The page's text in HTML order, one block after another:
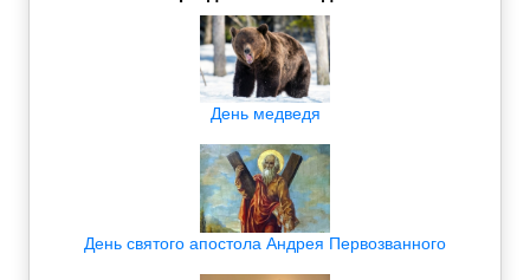
День медведя
День святого апостола Андрея Первозванного